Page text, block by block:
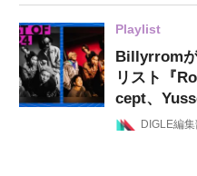
Playlist
Billyrrom
リスト『
cept、
DIGLE編